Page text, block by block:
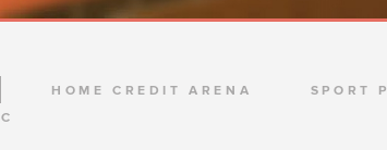
HOME CREDIT ARENA SPORT